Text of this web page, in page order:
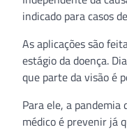
indicado para casos
As aplicações são
estágio da doença.
que parte da visão é
Para ele, a
médico é prevenir já